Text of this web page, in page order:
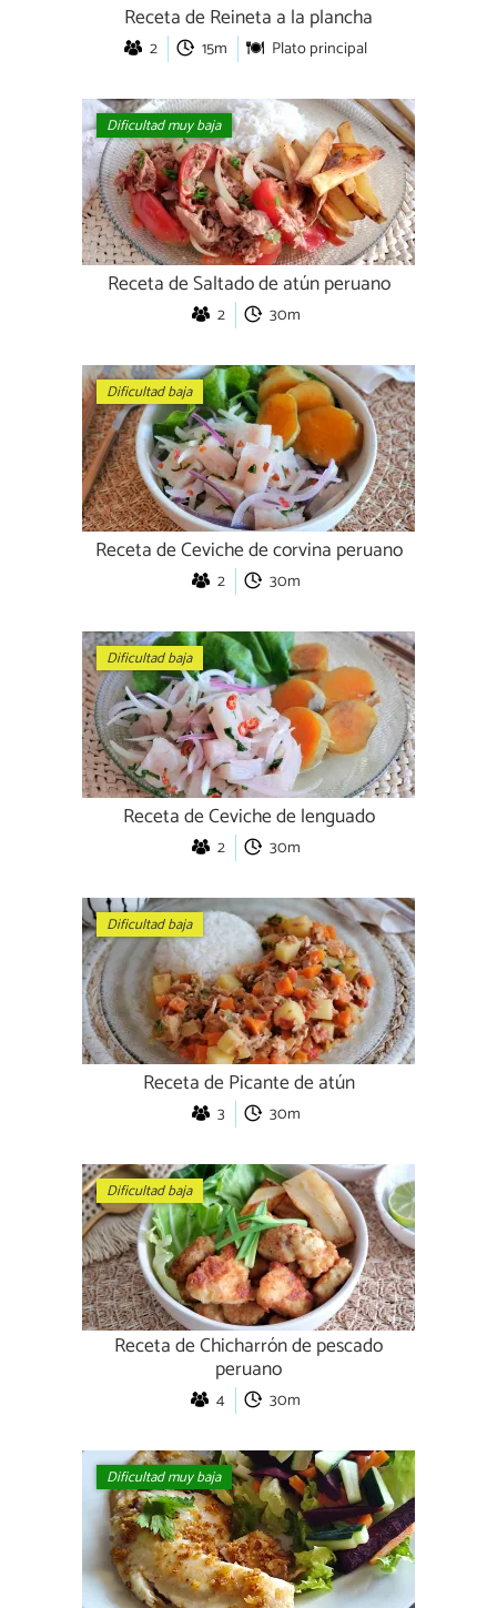
Receta de Reineta a la plancha
2 15m Plato principal
Dificultad muy baja
Receta de Saltado de atún peruano
2 30m
Dificultad baja
Receta de Ceviche de corvina peruano
2 30m
Dificultad baja
Receta de Ceviche de lenguado
2 30m
Dificultad baja
Receta de Picante de atún
3 30m
Dificultad baja
Receta de Chicharrón de pescado
peruano
4 30m
Dificultad muy baja